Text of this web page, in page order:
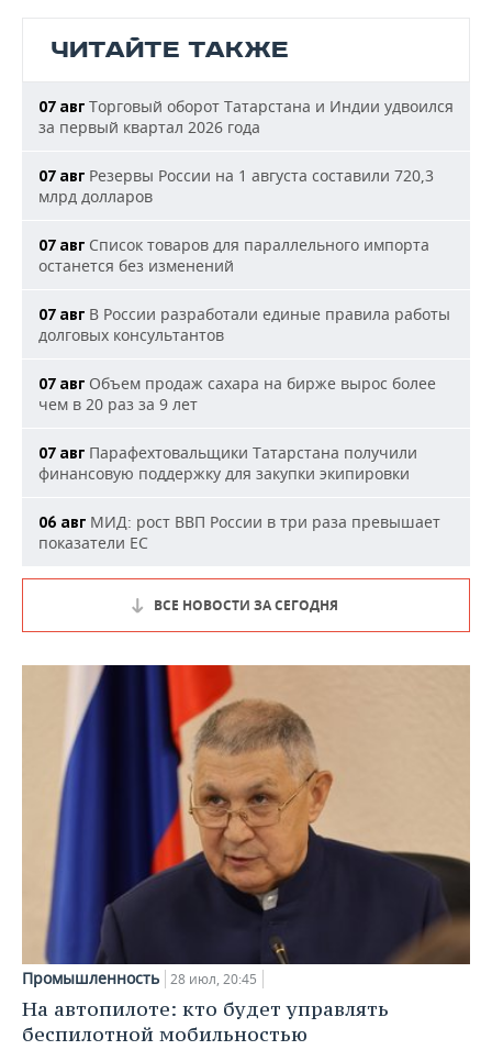
ЧИТАЙТЕ ТАКЖЕ
07 авг Торговый оборот Татарстана и Индии удвоился
за первый квартал 2026 года
07 авг Резервы России на 1 августа составили 720,3
млрд долларов
07 авг Список товаров для параллельного импорта
останется без изменений
07 авг В России разработали единые правила работы
долговых консультантов
07 авг Объем продаж сахара на бирже вырос более
чем в 20 раз за 9 лет
07 авг Парафехтовальщики Татарстана получили
финансовую поддержку для закупки экипировки
06 авг МИД: рост ВВП России в три раза превышает
показатели ЕС
ВСЕ НОВОСТИ ЗА СЕГОДНЯ
Промышленность 28 июл, 20:45
На автопилоте: кто будет управлять
беспилотной мобильностью